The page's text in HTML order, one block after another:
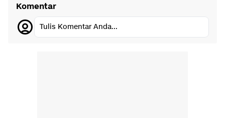
Komentar
Tulis Komentar Anda...